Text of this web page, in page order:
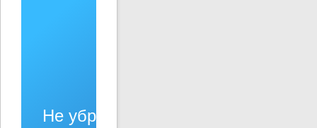
Не убран мусор, яма